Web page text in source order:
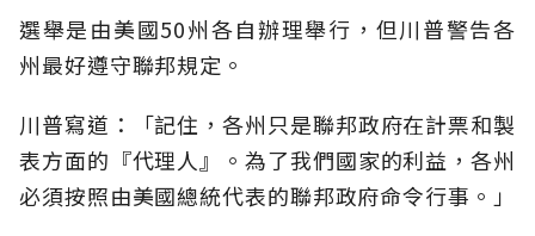
選舉是由美國50州各自辦理舉行，但川普警告各
州最好遵守聯邦規定。
川普寫道：「記住，各州只是聯邦政府在計票和製
表方面的『代理人』。為了我們國家的利益，各州
必須按照由美國總統代表的聯邦政府命令行事。」